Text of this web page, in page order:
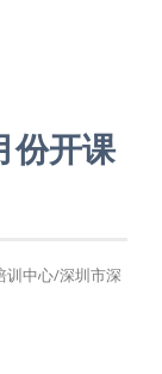
份开课
训中心/深圳市深